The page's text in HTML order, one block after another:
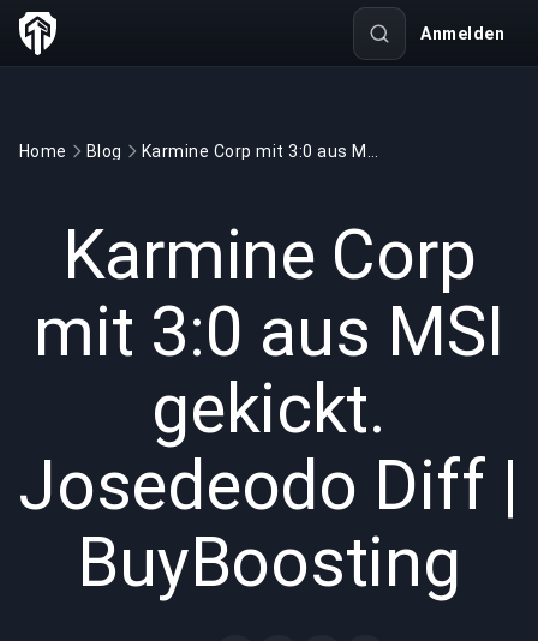
Anmelden
Home Blog
Karmine Corp
mit 3:0 aus MSI
gekickt.
Josedeodo Diff |
BuyBoosting